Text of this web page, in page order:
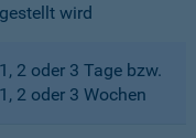
gestellt wird
1, 2 oder 3 Tage bzw.
1, 2 oder 3 Wochen